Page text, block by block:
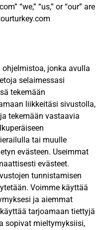
“we,” “us,” or “our” are
ohjelmistoa, jonka avulla
selaimessasi
tekemään
liikkeitäsi sivustolla,
tekemään vastaavia
tai muulle
evästeen. Useimmat
evästeet.
tunnistamisen
Voimme käyttää
ja aiemmat
tarjoamaan tiettyjä
sopivat mieltymyksiisi,